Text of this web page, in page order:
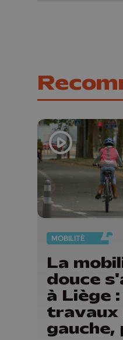
MOBILITÉ
La
douce
à Liège
travaux
gauche,